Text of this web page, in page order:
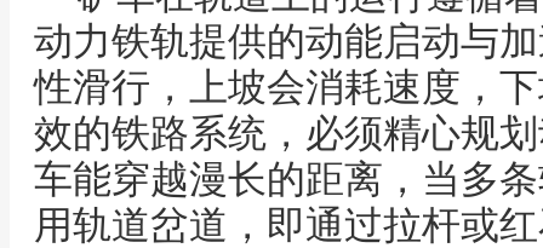
动力铁轨提供的动能启动与
性滑行，上坡会消耗速度，
效的铁路系统，必须精心规
车能穿越漫长的距离，当多
用轨道岔道，即通过拉杆或